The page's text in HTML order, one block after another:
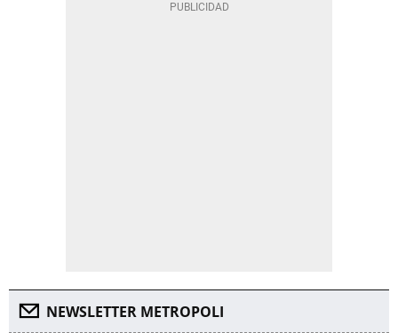
NEWSLETTER METROPOLI